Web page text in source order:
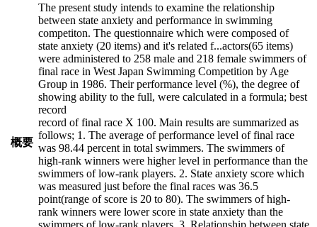
概要
The present study intends to examine the relationship
between state anxiety and performance in swimming
competiton. The questionnaire which were composed of
state anxiety (20 items) and it's related f...actors(65 items)
were administered to 258 male and 218 female swimmers of
final race in West Japan Swimming Competition by Age
Group in 1986. Their performance level (%), the degree of
showing ability to the full, were calculated in a formula; best
record
record of final race X 100. Main results are summarized as
follows; 1. The average of performance level of final race
was 98.44 percent in total swimmers. The swimmers of
high-rank winners were higher level in performance than the
swimmers of low-rank players. 2. State anxiety score which
was measured just before the final races was 36.5
point(range of score is 20 to 80). The swimmers of high-
rank winners were lower score in state anxiety than the
swimmers of low-rank players. 3. Relationship between state